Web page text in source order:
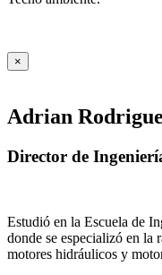
×
Adrian
Director de
Estudió en la Escuela de
donde se especializó en la
motores hidráulicos y